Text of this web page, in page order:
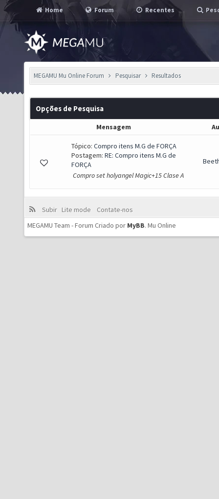
Home Forum Recentes
MEGAMU Mu Online Forum Pesquisar Resultados
Opções de Pesquisa
Mensagem
Tópico: Compro itens M.G de FORÇA
Postagem: RE: Compro itens M.G de
FORÇA
Compro set holyangel Magic+15 Clase A
Subir Lite mode
Contate-nos
MEGAMU Team - Forum Criado por MyBB. Mu Online